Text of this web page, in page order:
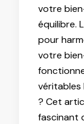
votre
équilibre.
pour
votre
véritables
? Cet
fascinant